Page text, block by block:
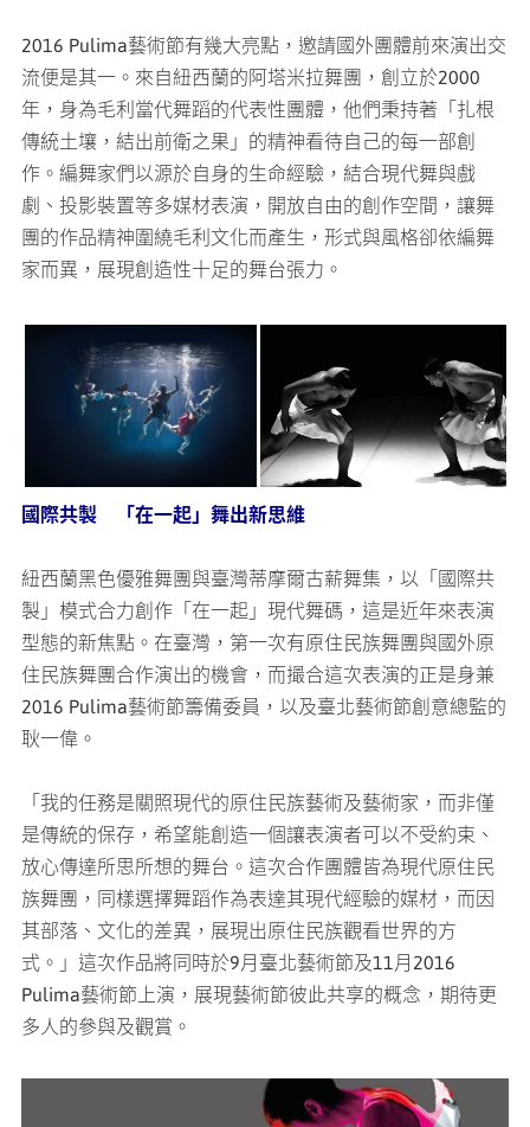
2016 Pulima藝術節有幾大亮點，邀請國外團體前來演出交
流便是其一。來自紐西蘭的阿塔米拉舞團，創立於2000
年，身為毛利當代舞蹈的代表性團體，他們秉持著「扎根
傳統土壤，結出前衛之果」的精神看待自己的每一部創
作。編舞家們以源於自身的生命經驗，結合現代舞與戲
劇、投影裝置等多媒材表演，開放自由的創作空間，讓舞
團的作品精神圍繞毛利文化而產生，形式與風格卻依編舞
家而異，展現創造性十足的舞台張力。
國際共製 「在一起」舞出新思維
紐西蘭黑色優雅舞團與臺灣蒂摩爾古薪舞集，以「國際共
製」模式合力創作「在一起」現代舞碼，這是近年來表演
型態的新焦點。在臺灣，第一次有原住民族舞團與國外原
住民族舞團合作演出的機會，而撮合這次表演的正是身兼
2016 Pulima藝術節籌備委員，以及臺北藝術節創意總監的
耿一偉。
「我的任務是關照現代的原住民族藝術及藝術家，而非僅
是傳統的保存，希望能創造一個讓表演者可以不受約束、
放心傳達所思所想的舞台。這次合作團體皆為現代原住民
族舞團，同樣選擇舞蹈作為表達其現代經驗的媒材，而因
其部落、文化的差異，展現出原住民族觀看世界的方
式。」這次作品將同時於9月臺北藝術節及11月2016
Pulima藝術節上演，展現藝術節彼此共享的概念，期待更
多人的參與及觀賞。